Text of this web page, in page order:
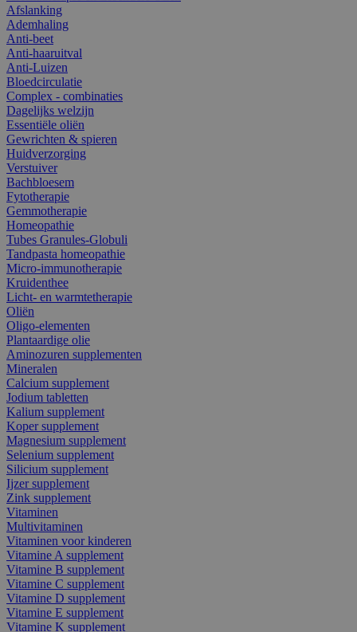
Afslanking
Ademhaling
Anti-beet
Anti-haaruitval
Anti-Luizen
Bloedcirculatie
Complex - combinaties
Dagelijks welzijn
Essentiële oliën
Gewrichten & spieren
Huidverzorging
Verstuiver
Bachbloesem
Fytotherapie
Gemmotherapie
Homeopathie
Tubes Granules-Globuli
Tandpasta homeopathie
Micro-immunotherapie
Kruidenthee
Licht- en warmtetherapie
Oliën
Oligo-elementen
Plantaardige olie
Aminozuren supplementen
Mineralen
Calcium supplement
Jodium tabletten
Kalium supplement
Koper supplement
Magnesium supplement
Selenium supplement
Silicium supplement
Ijzer supplement
Zink supplement
Vitaminen
Multivitaminen
Vitaminen voor kinderen
Vitamine A supplement
Vitamine B supplement
Vitamine C supplement
Vitamine D supplement
Vitamine E supplement
Vitamine K supplement